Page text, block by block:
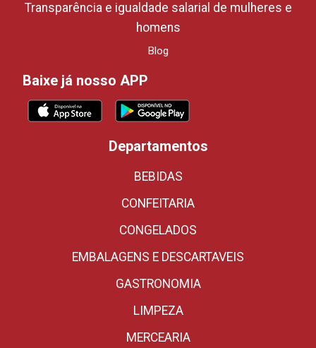
Transparência e igualdade salarial de mulheres e
homens
Blog
Baixe já nosso APP
Departamentos
BEBIDAS
CONFEITARIA
CONGELADOS
EMBALAGENS E DESCARTAVEIS
GASTRONOMIA
LIMPEZA
MERCEARIA